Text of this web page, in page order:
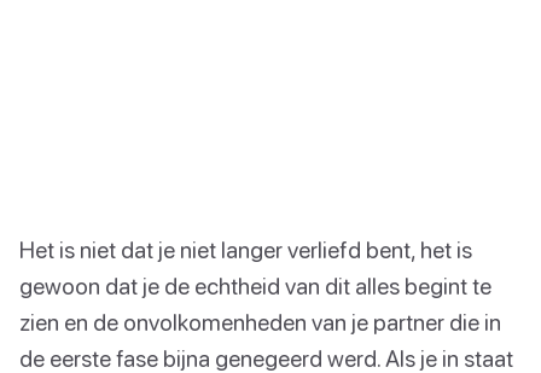
Het is niet dat je niet langer verliefd bent, het is
gewoon dat je de echtheid van dit alles begint te
zien en de onvolkomenheden van je partner die in
de eerste fase bijna genegeerd werd. Als je in staat